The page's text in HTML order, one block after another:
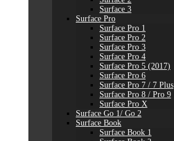
Surface 3
Surface Pro
Surface Pro 1
Surface Pro 2
Surface Pro 3
Surface Pro 4
Surface Pro 5 (2017)
Surface Pro 6
Surface Pro 7 / 7 Plus
Surface Pro 8 / Pro 9
Surface Pro X
Surface Go 1/ Go 2
Surface Book
Surface Book 1